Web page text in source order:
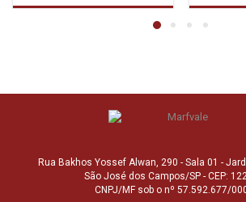
Rua Bakhos Yossef Alwan, 290 - Sala 01 -
São José dos Campos/SP - CEP:
CNPJ/MF sob o nº 57.592.677/